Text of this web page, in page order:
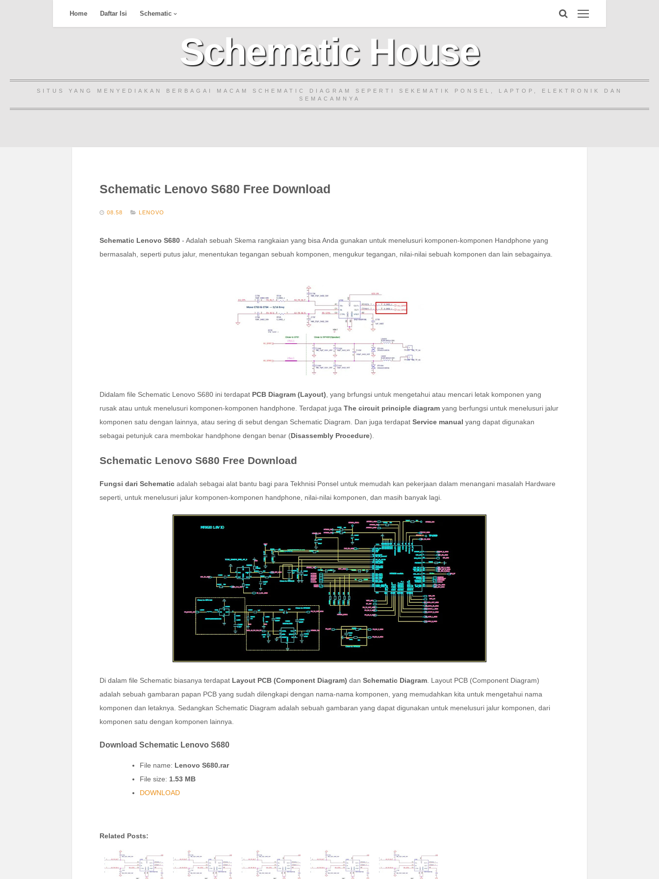
Home Daftar Isi Schematic
Schematic House
SITUS YANG MENYEDIAKAN BERBAGAI MACAM SCHEMATIC DIAGRAM SEPERTI SEKEMATIK PONSEL, LAPTOP, ELEKTRONIK DAN
SEMACAMNYA
Schematic Lenovo S680 Free Download
08.58 LENOVO
Schematic Lenovo S680 - Adalah sebuah Skema rangkaian yang bisa Anda gunakan untuk menelusuri komponen-komponen Handphone yang
bermasalah, seperti putus jalur, menentukan tegangan sebuah komponen, mengukur tegangan, nilai-nilai sebuah komponen dan lain sebagainya.
Didalam file Schematic Lenovo S680 ini terdapat PCB Diagram (Layout) , yang brfungsi untuk mengetahui atau mencari letak komponen yang
rusak atau untuk menelusuri komponen-komponen handphone. Terdapat juga The circuit principle diagram yang berfungsi untuk menelusuri jalur
komponen satu dengan lainnya, atau sering di sebut dengan Schematic Diagram. Dan juga terdapat Service manual yang dapat digunakan
sebagai petunjuk cara membokar handphone dengan benar (Disassembly Procedure).
Schematic Lenovo S680 Free Download
Fungsi dari Schematic adalah sebagai alat bantu bagi para Tekhnisi Ponsel untuk memudah kan pekerjaan dalam menangani masalah Hardware
seperti, untuk menelusuri jalur komponen-komponen handphone, nilai-nilai komponen, dan masih banyak lagi.
Di dalam file Schematic biasanya terdapat Layout PCB (Component Diagram) dan Schematic Diagram . Layout PCB (Component Diagram)
adalah sebuah gambaran papan PCB yang sudah dilengkapi dengan nama-nama komponen, yang memudahkan kita untuk mengetahui nama
komponen dan letaknya. Sedangkan Schematic Diagram adalah sebuah gambaran yang dapat digunakan untuk menelusuri jalur komponen, dari
komponen satu dengan komponen lainnya.
Download Schematic Lenovo S680
File name: Lenovo S680.rar
File size: 1.53 MB
DOWNLOAD
Related Posts: